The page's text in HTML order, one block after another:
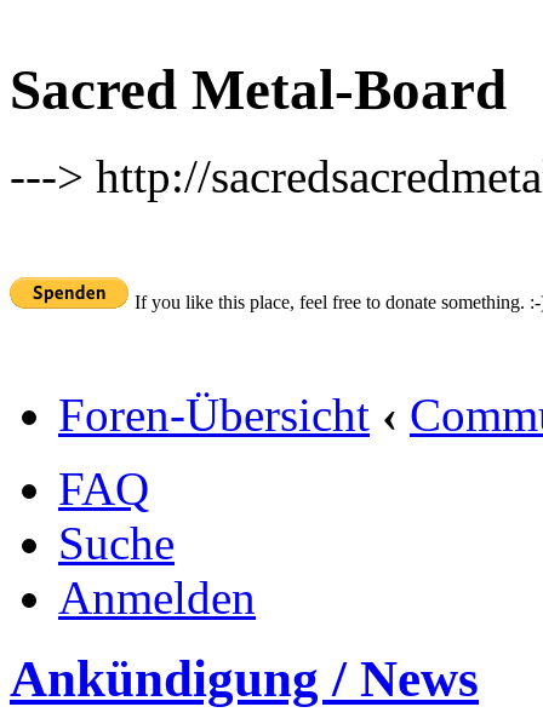
Sacred Metal-Board
---> http://
If you like this place, feel free to donate something.
Foren-Übersicht ‹
FAQ
Suche
Anmelden
Ankündigung / News